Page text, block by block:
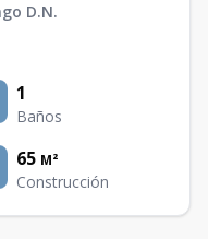
D.N.
1
Baños
65 M²
Construcción